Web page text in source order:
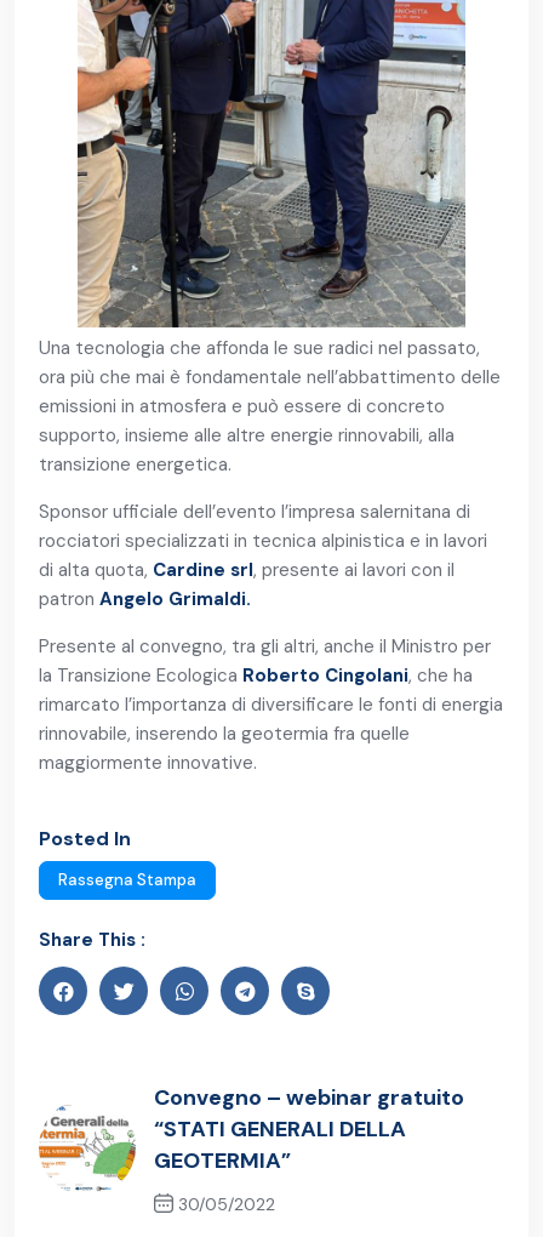
Una tecnologia che affonda le sue radici nel passato,
ora più che mai è fondamentale nell’abbattimento delle
emissioni in atmosfera e può essere di concreto
supporto, insieme alle altre energie rinnovabili, alla
transizione energetica.
Sponsor ufficiale dell’evento l’impresa salernitana di
rocciatori specializzati in tecnica alpinistica e in lavori
di alta quota, Cardine srl, presente ai lavori con il
patron Angelo Grimaldi.
Presente al convegno, tra gli altri, anche il Ministro per
la Transizione Ecologica Roberto Cingolani, che ha
rimarcato l’importanza di diversificare le fonti di energia
rinnovabile, inserendo la geotermia fra quelle
maggiormente innovative.
Posted In
Rassegna Stampa
Share This :
Convegno – webinar gratuito
“STATI GENERALI DELLA
GEOTERMIA”
30/05/2022